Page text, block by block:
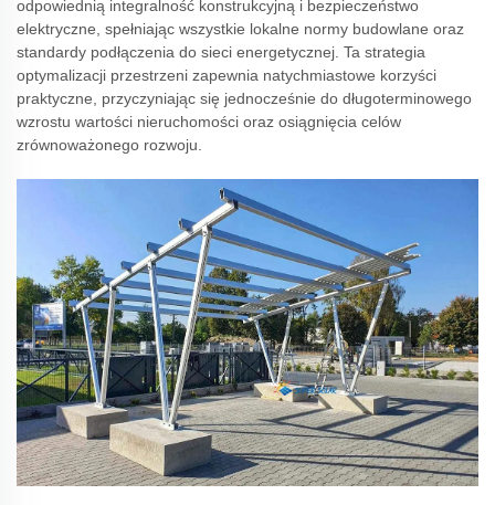
odpowiednią integralność konstrukcyjną i bezpieczeństwo
elektryczne, spełniając wszystkie lokalne normy budowlane oraz
standardy podłączenia do sieci energetycznej. Ta strategia
optymalizacji przestrzeni zapewnia natychmiastowe korzyści
praktyczne, przyczyniając się jednocześnie do długoterminowego
wzrostu wartości nieruchomości oraz osiągnięcia celów
zrównoważonego rozwoju.